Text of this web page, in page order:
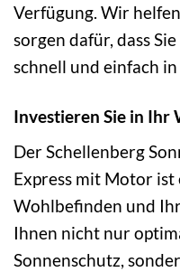
Verfügung. Wir
sorgen dafür, dass
schnell und einfach
Investieren Sie in Ihr
Der Schellenberg
Express mit Motor
Wohlbefinden und
Ihnen nicht nur
Sonnenschutz,